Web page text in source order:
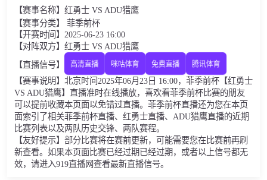
【赛事名称】红勇士 VS ADU猎鹰
【赛事分类】 菲季前杯
【开赛时间】2025-06-23 16:00
【对阵双方】红勇士 VS ADU猎鹰
【直播信号】
高清直播 咪咕体育 免费直播 腾讯体育
【赛事说明】北京时间2025年06月23日 16:00，菲季前杯【红勇士
VS ADU猎鹰】直播准时在线播放，喜欢看菲季前杯比赛的朋友
可以提前收藏本页面以免错过直播。菲季前杯直播还为您在本页
面索引了相关菲季前杯直播、红勇士直播、ADU猎鹰直播的近期
比赛列表以及两队历史交锋、两队赛程。
【友好提示】部分比赛将在赛前更新，可能需要您在比赛前再刷
新查看。如果本页面比赛已经过期已经过期，或者以上信号都无
效，请进入919直播网查看最新直播信号。